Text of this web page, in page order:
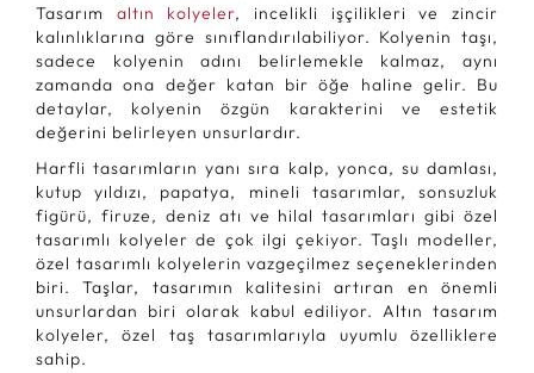
Tasarım altın kolyeler, incelikli işçilikleri ve zincir
kalınlıklarına göre sınıflandırılabiliyor. Kolyenin taşı,
sadece kolyenin adını belirlemekle kalmaz, aynı
zamanda ona değer katan bir öğe haline gelir. Bu
detaylar, kolyenin özgün karakterini ve estetik
değerini belirleyen unsurlardır.
Harfli tasarımların yanı sıra kalp, yonca, su damlası,
kutup yıldızı, papatya, mineli tasarımlar, sonsuzluk
figürü, firuze, deniz atı ve hilal tasarımları gibi özel
tasarımlı kolyeler de çok ilgi çekiyor. Taşlı modeller,
özel tasarımlı kolyelerin vazgeçilmez seçeneklerinden
biri. Taşlar, tasarımın kalitesini artıran en önemli
unsurlardan biri olarak kabul ediliyor. Altın tasarım
kolyeler, özel taş tasarımlarıyla uyumlu özelliklere
sahip.